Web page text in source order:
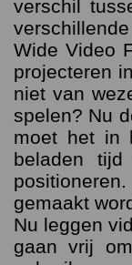
verschil
Wide Video
projecteren
niet van
spelen? Nu
moet het in
beladen
gemaakt
Nu leggen
gaan vrij